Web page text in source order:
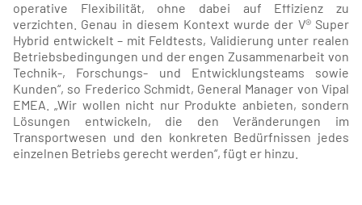
operative Flexibilität, ohne dabei auf Effizienz zu
verzichten. Genau in diesem Kontext wurde der V® Super
Hybrid entwickelt – mit Feldtests, Validierung unter realen
Betriebsbedingungen und der engen Zusammenarbeit von
Technik-, Forschungs- und Entwicklungsteams sowie
Kunden“, so Frederico Schmidt, General Manager von Vipal
EMEA. „Wir wollen nicht nur Produkte anbieten, sondern
Lösungen entwickeln, die den Veränderungen im
Transportwesen und den konkreten Bedürfnissen jedes
einzelnen Betriebs gerecht werden“, fügt er hinzu.